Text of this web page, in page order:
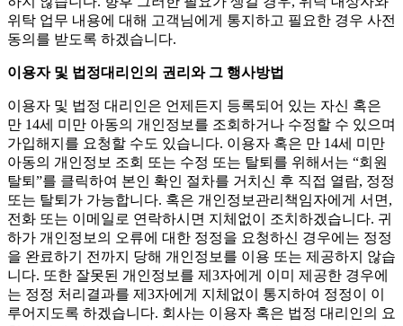
회사는 고객님의 동의없이 고객님의 정보를 외부 업체에 위탁
하지 않습니다. 향후 그러한 필요가 생길 경우, 위탁 대상자와
위탁 업무 내용에 대해 고객님에게 통지하고 필요한 경우 사전
동의를 받도록 하겠습니다.
이용자 및 법정대리인의 권리와 그 행사방법
이용자 및 법정 대리인은 언제든지 등록되어 있는 자신 혹은
만 14세 미만 아동의 개인정보를 조회하거나 수정할 수 있으며
가입해지를 요청할 수도 있습니다. 이용자 혹은 만 14세 미만
아동의 개인정보 조회 또는 수정 또는 탈퇴를 위해서는 “회원
탈퇴”를 클릭하여 본인 확인 절차를 거치신 후 직접 열람, 정정
또는 탈퇴가 가능합니다. 혹은 개인정보관리책임자에게 서면,
전화 또는 이메일로 연락하시면 지체없이 조치하겠습니다. 귀
하가 개인정보의 오류에 대한 정정을 요청하신 경우에는 정정
을 완료하기 전까지 당해 개인정보를 이용 또는 제공하지 않습
니다. 또한 잘못된 개인정보를 제3자에게 이미 제공한 경우에